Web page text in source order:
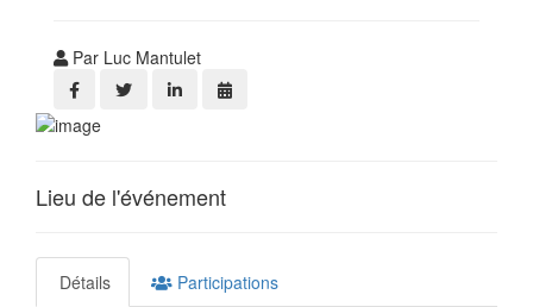
Par Luc Mantulet
Lieu de l'événement
Détails Participations